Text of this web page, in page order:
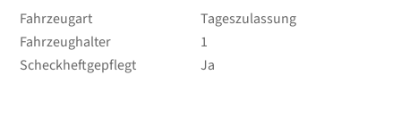
Fahrzeugart
Tageszulassung
Fahrzeughalter
1
Scheckheftgepflegt
Ja